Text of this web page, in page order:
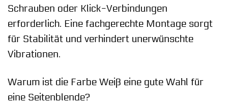
Schrauben oder Klick-Verbindungen
erforderlich. Eine fachgerechte Montage sorgt
für Stabilität und verhindert unerwünschte
Vibrationen.
Warum ist die Farbe Weiß eine gute Wahl für
eine Seitenblende?